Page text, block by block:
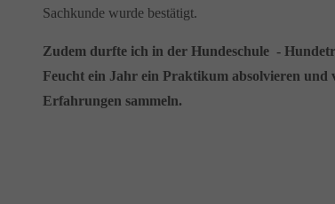
Sachkunde wurde bestätigt.
Zudem durfte ich in der Hundeschule -
Feucht ein Jahr ein Praktikum absolvieren und
Erfahrungen sammeln.